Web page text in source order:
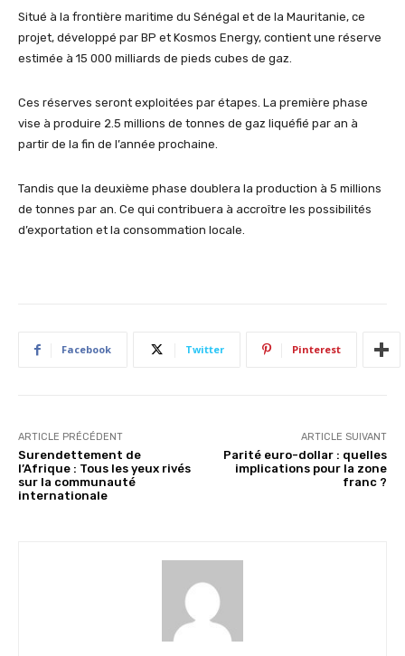
Situé à la frontière maritime du Sénégal et de la Mauritanie, ce
projet, développé par BP et Kosmos Energy, contient une réserve
estimée à 15 000 milliards de pieds cubes de gaz.
Ces réserves seront exploitées par étapes. La première phase
vise à produire 2.5 millions de tonnes de gaz liquéfié par an à
partir de la fin de l’année prochaine.
Tandis que la deuxième phase doublera la production à 5 millions
de tonnes par an. Ce qui contribuera à accroître les possibilités
d’exportation et la consommation locale.
Facebook Twitter Pinterest
ARTICLE PRÉCÉDENT
Surendettement de
l’Afrique : Tous les yeux rivés
sur la communauté
internationale
ARTICLE SUIVANT
Parité euro-dollar : quelles
implications pour la zone
franc ?